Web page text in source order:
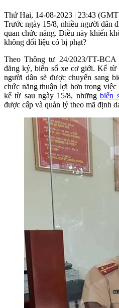
Thứ Hai, 14-08-2023 | 23:43
Trước ngày 15/8, nhiều người dân
quan chức năng. Điều này khiến
không đổi liệu có bị phạt?
Theo Thông tư 24/2023/TT-
đăng ký, biển số xe cơ giới. Kể từ
người dân sẽ được chuyển sang
chức năng thuận lợi hơn trong
kể từ sau ngày 15/8, nhữngbiển
được cấp và quản lý theo mã định